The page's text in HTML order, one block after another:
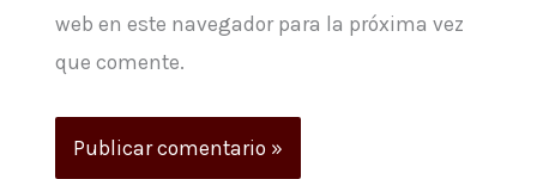
web en este navegador para la próxima vez
que comente.